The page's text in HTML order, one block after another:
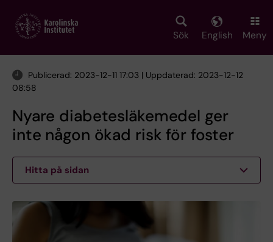
main
Sök English Meny
Publicerad: 2023-12-11 17:03 | Uppdaterad: 2023-12-12
08:58
Nyare diabetesläkemedel ger
inte någon ökad risk för foster
Hitta på sidan